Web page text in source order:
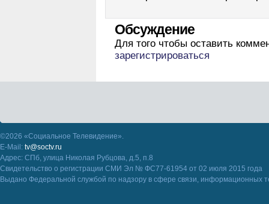
Обсуждение
Для того чтобы оставить
зарегистрироваться
©2026 «Социальное Телевидение».
E-Mail: tv@soctv.ru
Адрес: СПб, улица Николая Рубцова, д.5, п.8
Свидетельство о регистрации СМИ Эл № ФС77-61954 от 02 июля 2015 года
Выдано Федеральной службой по надзору в сфере связи, информационных